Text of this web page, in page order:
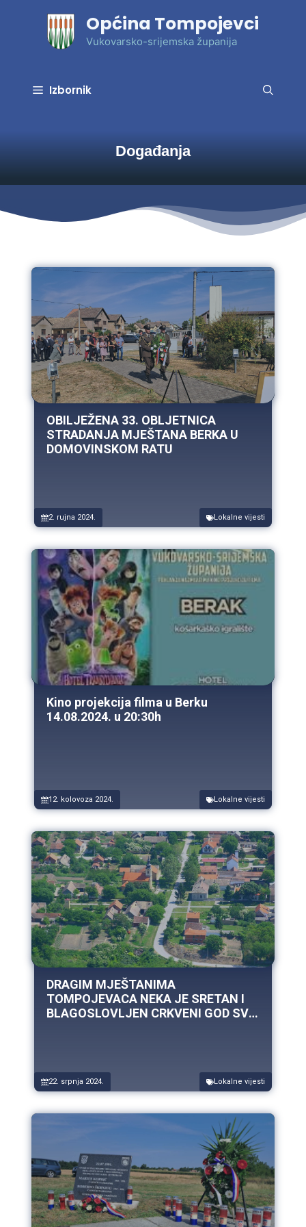
Općina Tompojevci
Vukovarsko-srijemska županija
Izbornik
Događanja
OBILJEŽENA 33. OBLJETNICA
STRADANJA MJEŠTANA BERKA U
DOMOVINSKOM RATU
2. rujna 2024. Lokalne vijesti
Kino projekcija filma u Berku
14.08.2024. u 20:30h
12. kolovoza 2024. Lokalne vijesti
DRAGIM MJEŠTANIMA
TOMPOJEVACA NEKA JE SRETAN I
BLAGOSLOVLJEN CRKVENI GOD SV.
22. srpnja 2024. Lokalne vijesti